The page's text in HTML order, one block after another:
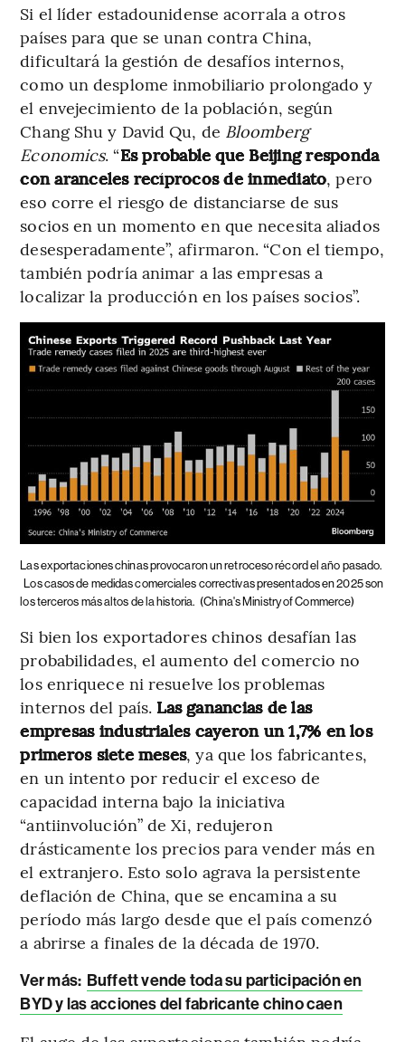
Si el líder estadounidense acorrala a otros
países para que se unan contra China,
dificultará la gestión de desafíos internos,
como un desplome inmobiliario prolongado y
el envejecimiento de la población, según
Chang Shu y David Qu, de Bloomberg
Economics. “Es probable que Beijing responda
con aranceles recíprocos de inmediato, pero
eso corre el riesgo de distanciarse de sus
socios en un momento en que necesita aliados
desesperadamente”, afirmaron. “Con el tiempo,
también podría animar a las empresas a
localizar la producción en los países socios”.
Las exportaciones chinas provocaron un retroceso récord el año pasado.
Los casos de medidas comerciales correctivas presentados en 2025 son
los terceros más altos de la historia. (China's Ministry of Commerce)
Si bien los exportadores chinos desafían las
probabilidades, el aumento del comercio no
los enriquece ni resuelve los problemas
internos del país. Las ganancias de las
empresas industriales cayeron un 1,7% en los
primeros siete meses, ya que los fabricantes,
en un intento por reducir el exceso de
capacidad interna bajo la iniciativa
“antiinvolución” de Xi, redujeron
drásticamente los precios para vender más en
el extranjero. Esto solo agrava la persistente
deflación de China, que se encamina a su
período más largo desde que el país comenzó
a abrirse a finales de la década de 1970.
Ver más: Buffett vende toda su participación en
BYD y las acciones del fabricante chino caen